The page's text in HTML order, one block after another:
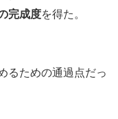
完成度を得た。
るための通過点だっ